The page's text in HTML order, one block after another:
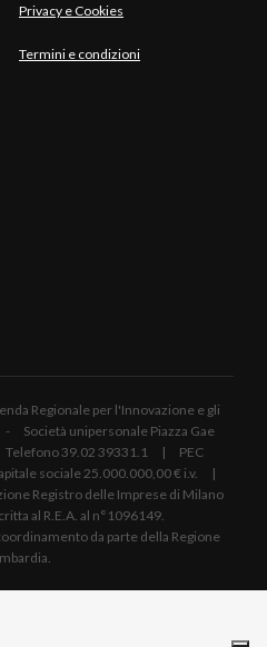
Privacy e Cookies
Termini e condizioni
Regionale per l'Innovazione e gli
Società unipersonale Piazza Gae
39.02 39331.1 | PEC
sociale 25.000.000,00 € i.v. |
Registro delle Imprese di Milano
al R.E.A. al n°1096149.
da parte della Regione